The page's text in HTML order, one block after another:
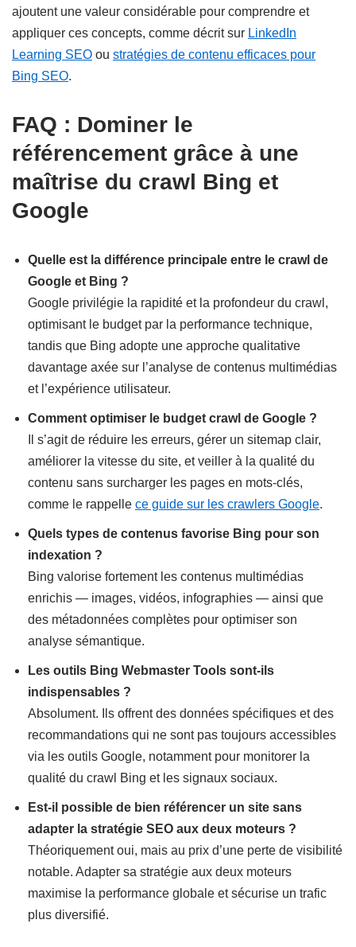
ajoutent une valeur considérable pour comprendre et
appliquer ces concepts, comme décrit sur LinkedIn
Learning SEO ou stratégies de contenu efficaces pour
Bing SEO.
FAQ : Dominer le
référencement grâce à une
maîtrise du crawl Bing et
Google
Quelle est la différence principale entre le crawl de
Google et Bing ?
Google privilégie la rapidité et la profondeur du crawl,
optimisant le budget par la performance technique,
tandis que Bing adopte une approche qualitative
davantage axée sur l’analyse de contenus multimédias
et l’expérience utilisateur.
Comment optimiser le budget crawl de Google ?
Il s’agit de réduire les erreurs, gérer un sitemap clair,
améliorer la vitesse du site, et veiller à la qualité du
contenu sans surcharger les pages en mots-clés,
comme le rappelle ce guide sur les crawlers Google.
Quels types de contenus favorise Bing pour son
indexation ?
Bing valorise fortement les contenus multimédias
enrichis — images, vidéos, infographies — ainsi que
des métadonnées complètes pour optimiser son
analyse sémantique.
Les outils Bing Webmaster Tools sont-ils
indispensables ?
Absolument. Ils offrent des données spécifiques et des
recommandations qui ne sont pas toujours accessibles
via les outils Google, notamment pour monitorer la
qualité du crawl Bing et les signaux sociaux.
Est-il possible de bien référencer un site sans
adapter la stratégie SEO aux deux moteurs ?
Théoriquement oui, mais au prix d’une perte de visibilité
notable. Adapter sa stratégie aux deux moteurs
maximise la performance globale et sécurise un trafic
plus diversifié.